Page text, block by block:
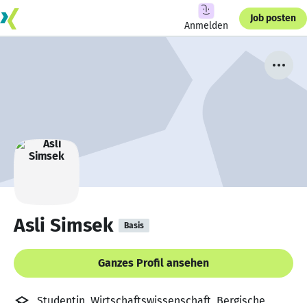
Anmelden
Job posten
Asli Simsek Basis
Ganzes Profil ansehen
Studentin, Wirtschaftswissenschaft, Bergische